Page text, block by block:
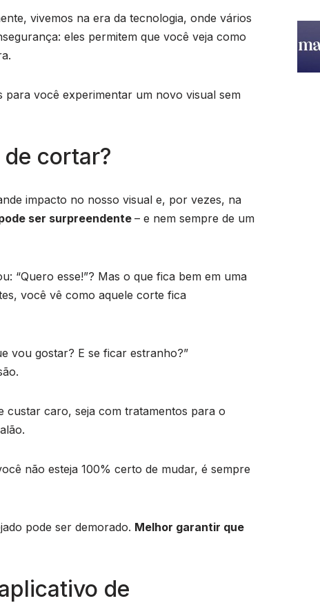
vivemos na era da tecnologia, onde vários
eles permitem que você veja como
você experimentar um novo visual sem
cortar?
impacto no nosso visual e, por vezes, na
ser surpreendente – e nem sempre de um
“Quero esse!”? Mas o que fica bem em uma
você vê como aquele corte fica
vou gostar? E se ficar estranho?”
caro, seja com tratamentos para o
não esteja 100% certo de mudar, é sempre
pode ser demorado. Melhor garantir que
de